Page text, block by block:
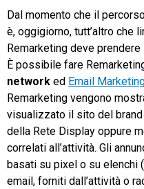
Dal momento che il
è, oggigiorno, tutt’altro che
Remarketing deve
È possibile fare
network ed Email
Remarketing vengono
visualizzato il sito del
della Rete Display oppure
correlati all’attività. Gli
basati su pixel o su elenchi
email, forniti dall’attività o